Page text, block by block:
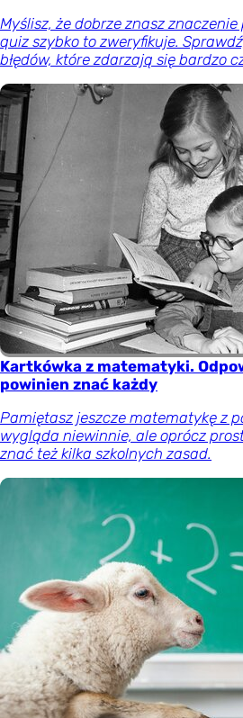
Myślisz, że dobrze znasz znaczenie
quiz szybko to zweryfikuje.
błędów, które zdarzają się bardzo
Kartkówka z matematyki.
powinien znać każdy
Pamiętasz jeszcze matematykę z
wygląda niewinnie, ale oprócz
znać też kilka szkolnych zasad.